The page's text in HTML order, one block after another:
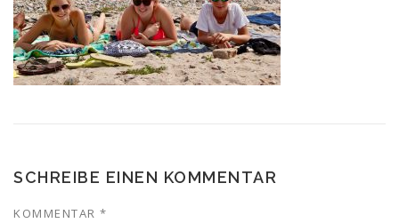
SCHREIBE EINEN KOMMENTAR
KOMMENTAR *